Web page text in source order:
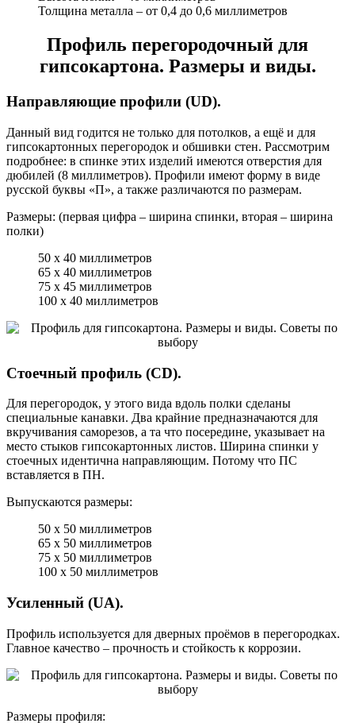
Толщина металла – от 0,4 до 0,6 миллиметров
Профиль перегородочный для
гипсокартона. Размеры и виды.
Направляющие профили (UD).
Данный вид годится не только для потолков, а ещё и для
гипсокартонных перегородок и обшивки стен. Рассмотрим
подробнее: в спинке этих изделий имеются отверстия для
дюбилей (8 миллиметров). Профили имеют форму в виде
русской буквы «П», а также различаются по размерам.
Размеры: (первая цифра – ширина спинки, вторая – ширина
полки)
50 х 40 миллиметров
65 х 40 миллиметров
75 х 45 миллиметров
100 х 40 миллиметров
Стоечный профиль (CD).
Для перегородок, у этого вида вдоль полки сделаны
специальные канавки. Два крайние предназначаются для
вкручивания саморезов, а та что посередине, указывает на
место стыков гипсокартонных листов. Ширина спинки у
стоечных идентична направляющим. Потому что ПС
вставляется в ПН.
Выпускаются размеры:
50 х 50 миллиметров
65 х 50 миллиметров
75 х 50 миллиметров
100 х 50 миллиметров
Усиленный (UA).
Профиль используется для дверных проёмов в перегородках.
Главное качество – прочность и стойкость к коррозии.
Размеры профиля: